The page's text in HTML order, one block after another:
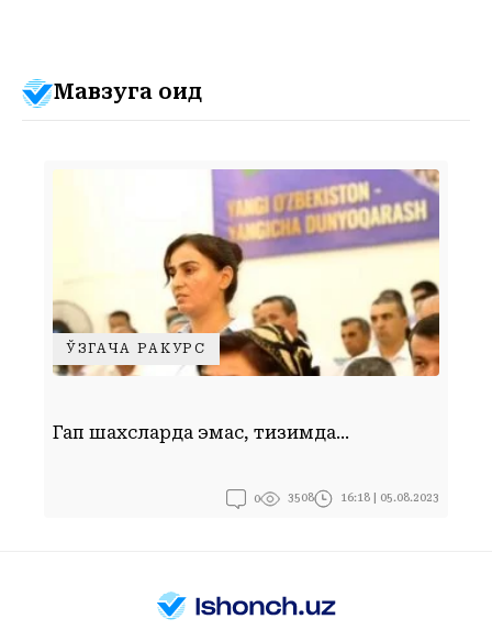
Мавзуга оид
ЎЗГАЧА РАКУРС
Гап шахсларда эмас, тизимда...
0 3508 16:18 | 05.08.2023